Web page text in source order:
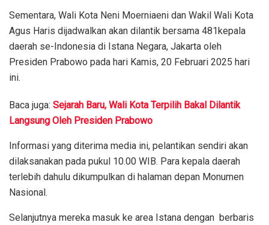
Sementara, Wali Kota Neni Moerniaeni dan Wakil Wali Kota
Agus Haris dijadwalkan akan dilantik bersama 481kepala
daerah se-Indonesia di Istana Negara, Jakarta oleh
Presiden Prabowo pada hari Kamis, 20 Februari 2025 hari
ini.
Baca juga: Sejarah Baru, Wali Kota Terpilih Bakal Dilantik
Langsung Oleh Presiden Prabowo
Informasi yang diterima media ini, pelantikan sendiri akan
dilaksanakan pada pukul 10.00 WIB. Para kepala daerah
terlebih dahulu dikumpulkan di halaman depan Monumen
Nasional.
Selanjutnya mereka masuk ke area Istana dengan berbaris